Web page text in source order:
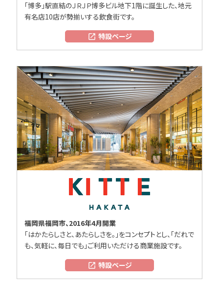
「博多」駅直結のＪＲＪＰ博多ビル地下1階に誕生した、地元
有名店10店が勢揃いする飲食街です。
open_in_new 特設ページ
福岡県福岡市、2016年4月開業
「はかたらしさと、あたらしさを。」をコンセプトとし、「だれで
も、気軽に、毎日でも」ご利用いただける商業施設です。
open_in_new 特設ページ